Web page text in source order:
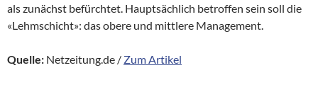
als zunächst befürchtet. Hauptsächlich betroffen sein soll die
«Lehmschicht»: das obere und mittlere Management.
Quelle: Netzeitung.de / Zum Artikel